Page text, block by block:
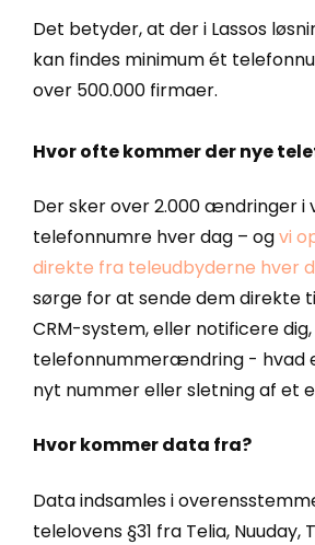
Det betyder, at der i Lassos
kan findes minimum ét
over 500.000 firmaer.
Hvor ofte kommer der nye
Der sker over 2.000 ændringer i
telefonnumre hver dag – ogvi
direkte fra teleudbyderne hver
sørge for at sende dem direkte
CRM-system, eller notificere
telefonnummerændring - hvad
nyt nummer eller sletning af et
Hvor kommer data fra?
Data indsamles i
telelovens §31 fra Telia, Nuuday,